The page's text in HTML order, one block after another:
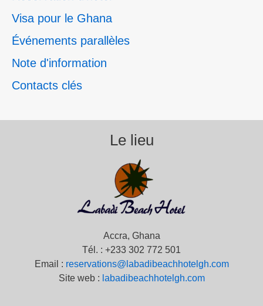
Visa pour le Ghana
Événements parallèles
Note d'information
Contacts clés
Le lieu
Accra, Ghana
Tél. : +233 302 772 501
Email : reservations@labadibeachhotelgh.com
Site web : labadibeachhotelgh.com